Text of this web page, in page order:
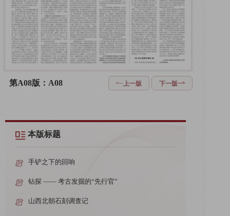
第A08版：A08 上一版 下一版
本版标题
手铲之下的回响
钻探 —— 考古发掘的“先行官”
山西北朝石刻调查记